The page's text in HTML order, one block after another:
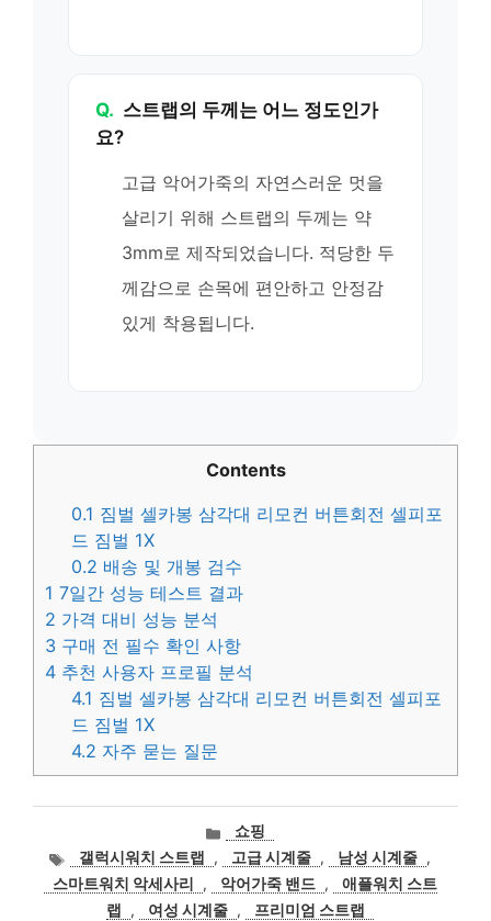
Q. 스트랩의 두께는 어느 정도인가
요?
고급 악어가죽의 자연스러운 멋을
살리기 위해 스트랩의 두께는 약
3mm로 제작되었습니다. 적당한 두
께감으로 손목에 편안하고 안정감
있게 착용됩니다.
Contents
0.1 짐벌 셀카봉 삼각대 리모컨 버튼회전 셀피포
드 짐벌 1X
0.2 배송 및 개봉 검수
1 7일간 성능 테스트 결과
2 가격 대비 성능 분석
3 구매 전 필수 확인 사항
4 추천 사용자 프로필 분석
4.1 짐벌 셀카봉 삼각대 리모컨 버튼회전 셀피포
드 짐벌 1X
4.2 자주 묻는 질문
카
테
고
리
쇼핑
태
그
갤럭시워치 스트랩 , 고급 시계줄 , 남성 시계줄 ,
스마트워치 악세사리
, 악어가죽 밴드 ,
애플워치 스트
랩
, 여성 시계줄 ,
프리미엄 스트랩